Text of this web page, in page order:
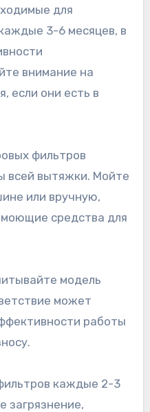
для
3-6 месяцев, в
внимание на
если они есть в
фильтров
всей вытяжки. Мойте
или вручную,
средства для
модель
может
работы
каждые 2-3
загрязнение,